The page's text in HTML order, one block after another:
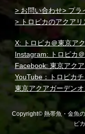
> お問い合わせ> プラ
> トロピカのアクアリ
X: トロピカ＠東京ア
Instagram: トロピカ
Facebook: 東京アク
YouTube：トロピカ
東京アクアガーデン
Copyright© 熱帯魚・金魚
ピ